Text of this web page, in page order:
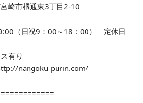
崎市橘通東3丁目2-10
（日祝9：00～18：00） 定休日
有り
nangoku-purin.com/